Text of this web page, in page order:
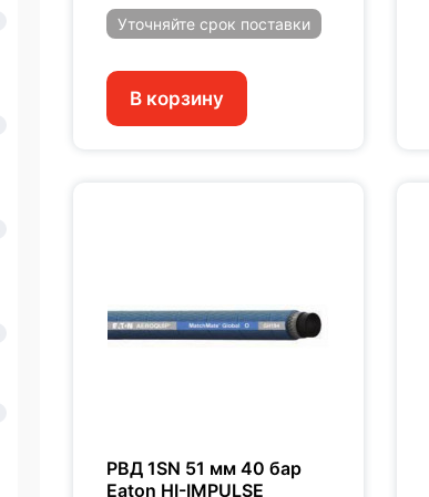
Уточняйте срок поставки
В корзину
РВД 1SN 51 мм 40 бар
Eaton HI-IMPULSE